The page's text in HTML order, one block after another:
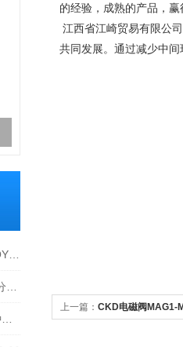
的经验，成熟的产品，
江西省江崎贸易有限公
共同发展。通过减少中
上一篇： CKD电磁阀MAG1-